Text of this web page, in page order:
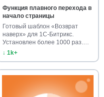
Функция плавного перехода в
начало страницы
Готовый шаблон «Возврат
наверх» для 1С-Битрикс.
Установлен более 1000 раз.
Улучш…
↓ 1k+